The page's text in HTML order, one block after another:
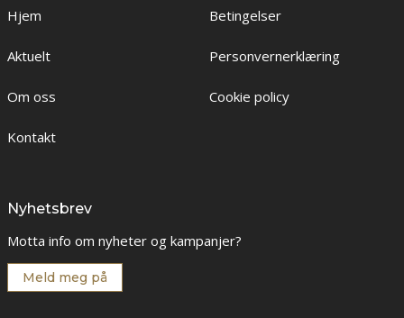
Hjem
Aktuelt
Om oss
Kontakt
Betingelser
Personvernerklæring
Cookie policy
Nyhetsbrev
Motta info om nyheter og kampanjer?
Meld meg på